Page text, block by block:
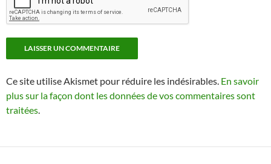
Ce site utilise Akismet pour réduire les indésirables. En savoir
plus sur la façon dont les données de vos commentaires sont
traitées.